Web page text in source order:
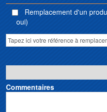
Remplacement d'un
oui)
Commentaires